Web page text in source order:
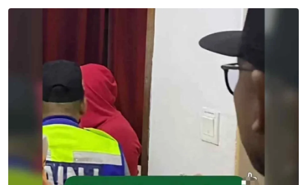
Gol Pavithran bawa Harimau
Malaya ke separuh akhir Piala
ASEAN 2026
Sukan
Aliff Rakib bertarung dengan
Prajanchai Oktober ini
Sukan
Penyokong Indonesia hentam